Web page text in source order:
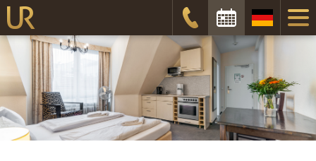
Anreisedatum
Abreisedatum
Prüfen